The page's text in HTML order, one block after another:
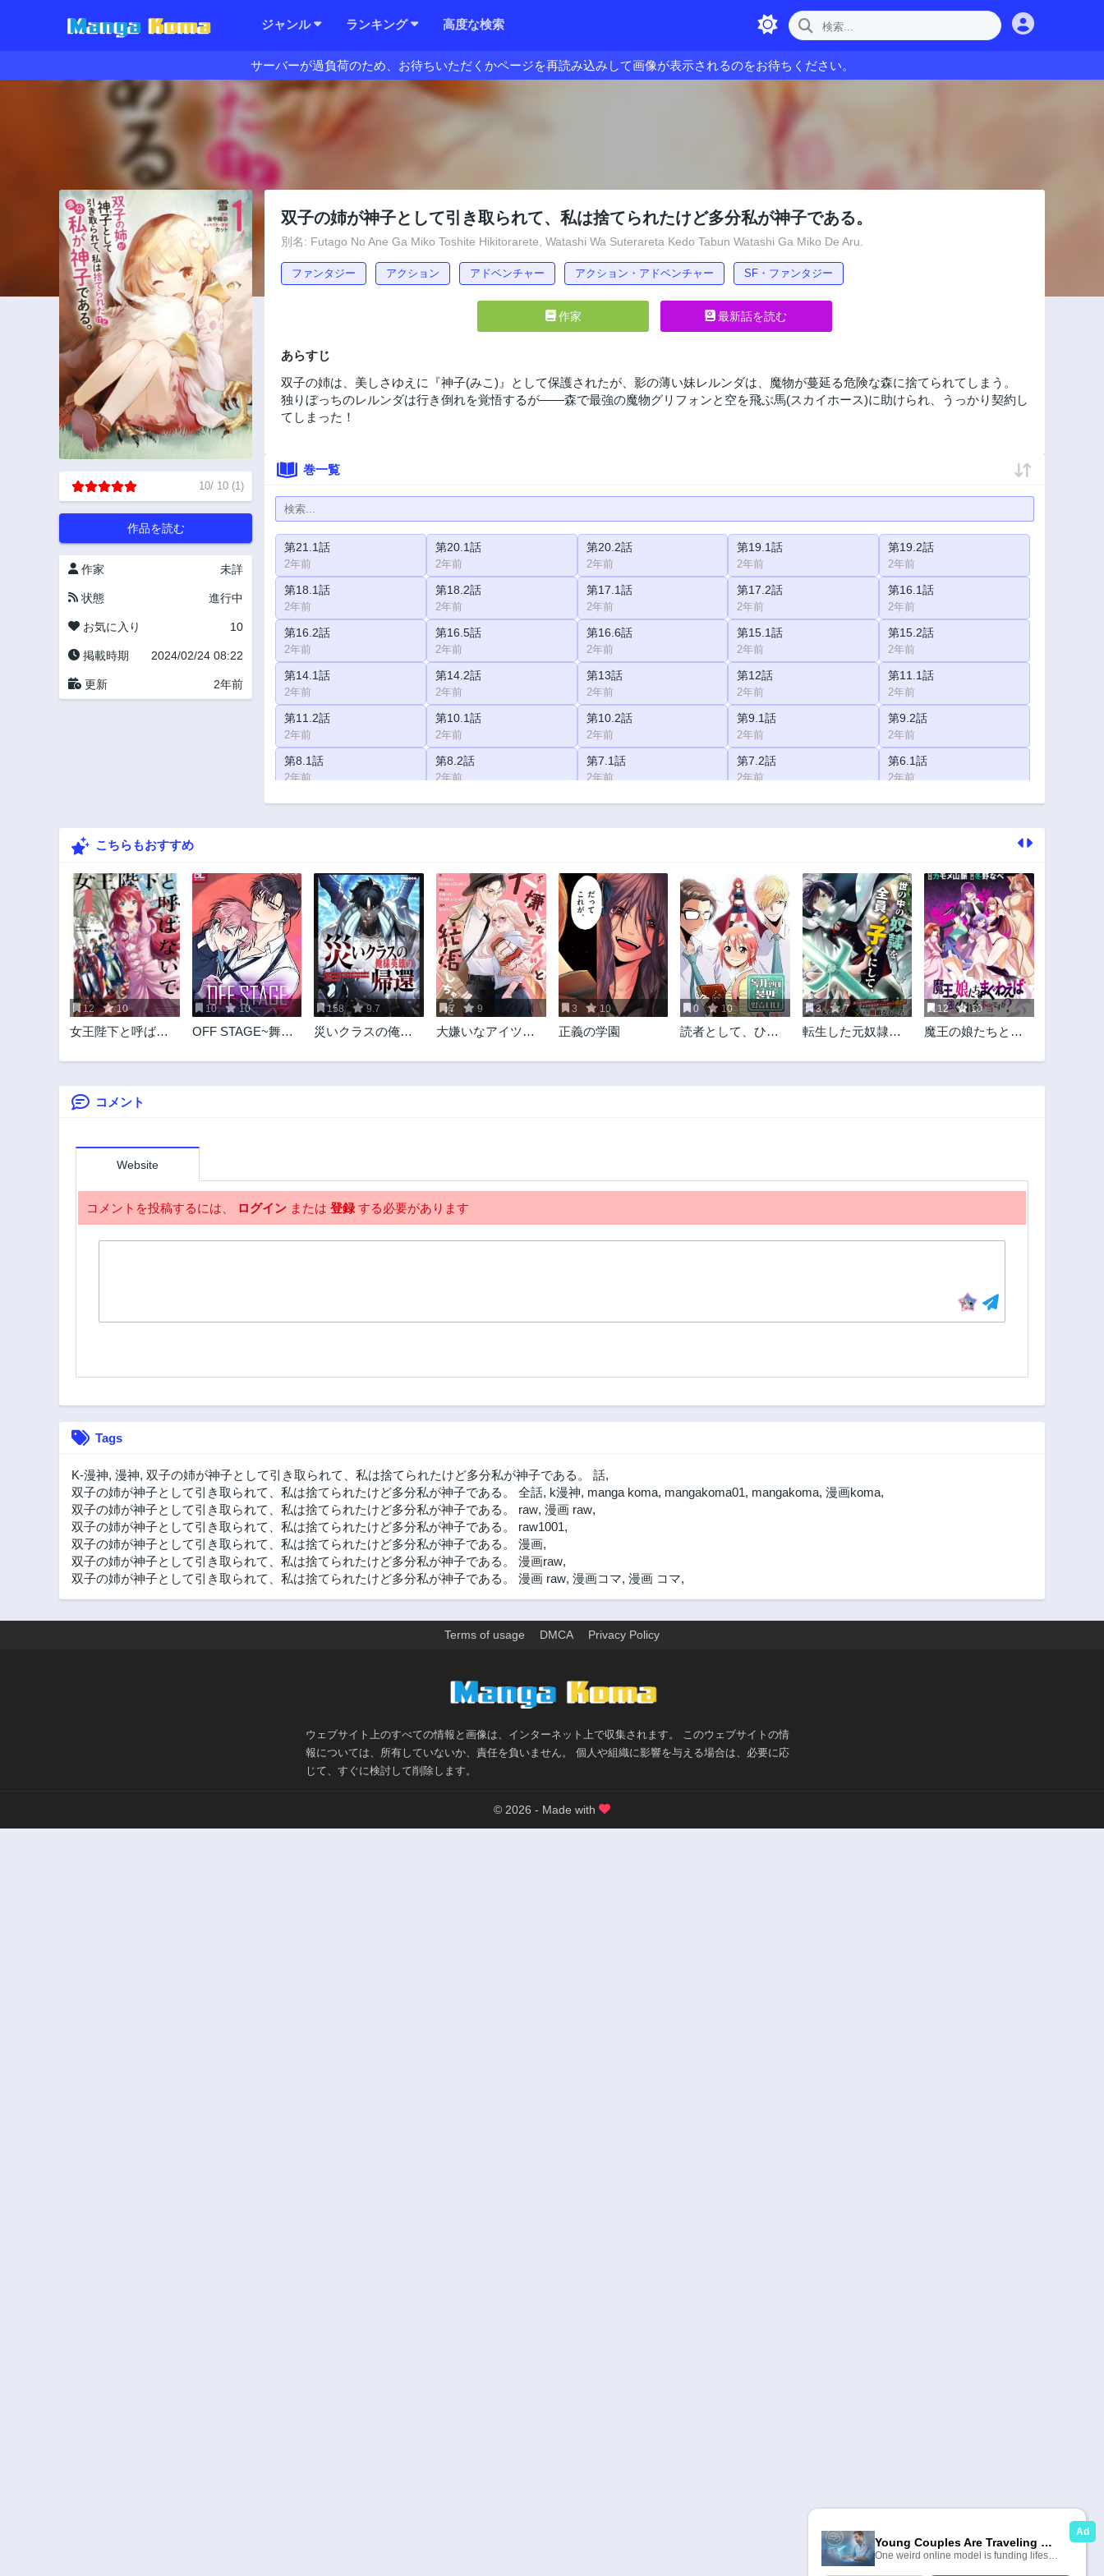
ジャンル ランキング 高度な検索
サーバーが過負荷のため、お待ちいただくかページを再読み込みして画像が表示されるのをお待ちください。
10/ 10 (1)
作品を読む
作家 未詳
状態 進行中
お気に入り 10
掲載時期 2024/02/24 08:22
更新 2年前
双子の姉が神子として引き取られて、私は捨てられたけど多分私が神子である。
別名: Futago No Ane Ga Miko Toshite Hikitorarete, Watashi Wa Suterareta Kedo Tabun Watashi Ga Miko De Aru.
ファンタジー アクション アドベンチャー アクション・アドベンチャー SF・ファンタジー
作家 最新話を読む
あらすじ
双子の姉は、美しさゆえに『神子(みこ)』として保護されたが、影の薄い妹レルンダは、魔物が蔓延る危険な森に捨てられてしまう。
独りぼっちのレルンダは行き倒れを覚悟するが――森で最強の魔物グリフォンと空を飛ぶ馬(スカイホース)に助けられ、うっかり契約し
てしまった！
巻一覧
第21.1話
2年前
第20.1話
2年前
第20.2話
2年前
第19.1話
2年前
第19.2話
2年前
第18.1話
2年前
第18.2話
2年前
第17.1話
2年前
第17.2話
2年前
第16.1話
2年前
第16.2話
2年前
第16.5話
2年前
第16.6話
2年前
第15.1話
2年前
第15.2話
2年前
第14.1話
2年前
第14.2話
2年前
第13話
2年前
第12話
2年前
第11.1話
2年前
第11.2話
2年前
第10.1話
2年前
第10.2話
2年前
第9.1話
2年前
第9.2話
2年前
第8.1話
2年前
第8.2話
2年前
第7.1話
2年前
第7.2話
2年前
第6.1話
2年前
第6.2話 第5話 第4.1話 第4.2話 第3.1話
こちらもおすすめ
12 10
女王陛下と呼ばな
10 10
OFF STAGE~舞台
158 9.7
災いクラスの俺様
7 9
大嫌いなアイツと
3 10
正義の学園
0 10
読者として、ひと
だきます！
3 7
転生した元奴隷、
て年上の娘と世界
12 10
魔王の娘たちとま
るって本当です
コメント
Website
コメントを投稿するには、 ログイン または 登録する必要があります
Tags
K-漫神, 漫神, 双子の姉が神子として引き取られて、私は捨てられたけど多分私が神子である。 話,
双子の姉が神子として引き取られて、私は捨てられたけど多分私が神子である。 全話, k漫神, manga koma, mangakoma01, mangakoma, 漫画koma,
双子の姉が神子として引き取られて、私は捨てられたけど多分私が神子である。 raw, 漫画 raw,
双子の姉が神子として引き取られて、私は捨てられたけど多分私が神子である。 raw1001,
双子の姉が神子として引き取られて、私は捨てられたけど多分私が神子である。 漫画,
双子の姉が神子として引き取られて、私は捨てられたけど多分私が神子である。 漫画raw,
双子の姉が神子として引き取られて、私は捨てられたけど多分私が神子である。 漫画 raw, 漫画コマ, 漫画 コマ,
Terms of usage DMCA Privacy Policy
ウェブサイト上のすべての情報と画像は、インターネット上で収集されます。 このウェブサイトの情
報については、所有していないか、責任を負いません。 個人や組織に影響を与える場合は、必要に応
じて、すぐに検討して削除します。
© 2026 - Made with